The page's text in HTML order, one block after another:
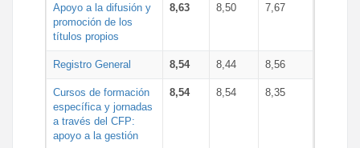
Apoyo a la difusión y
promoción de los
títulos propios
8,63 8,50 7,67
Registro General 8,54 8,44 8,56
Cursos de formación
específica y jornadas
a través del CFP:
apoyo a la gestión
8,54 8,54 8,35